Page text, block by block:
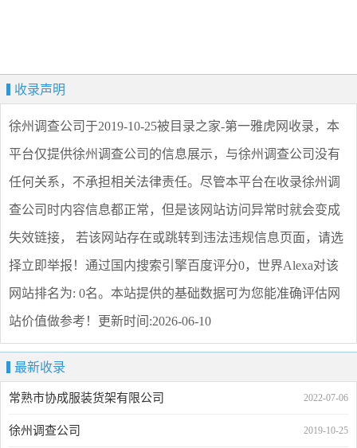
收录声明
徐州调查公司 于2019-10-25被目录之家-第一雅虎网收录，本
平台仅提供徐州调查公司 的信息展示，与徐州调查公司没有
任何关系，不承担相关法律责任。尽管本平台在收录徐州调
查公司 时内容信息都正常，但是该网站访问异常时就会变成
失效链接， 若该网站存在或跳转到违法违规信息页面，请选
择立即举报 ！通过国内搜索引擎百度评分0，世界Alexa对该
网站排名为: 0名。本站提供的基础数据可为您能准确评估网
站价值做参考！ 更新时间:2026-06-10
最新收录
2022-07-06
常熟市协成服装货架有限公司
2019-10-25
徐州调查公司